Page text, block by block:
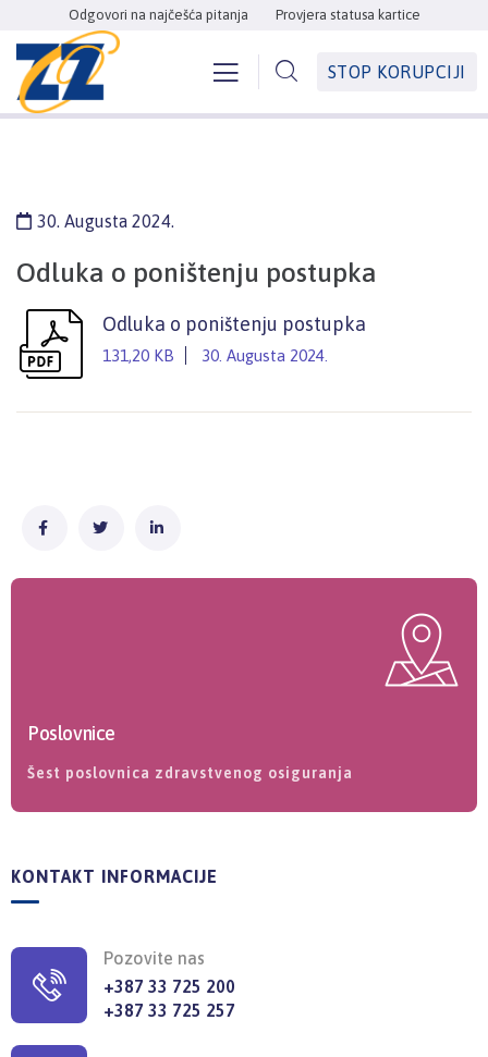
Odgovori na najčešća pitanja Provjera statusa kartice
STOP KORUPCIJI
30. Augusta 2024.
Odluka o poništenju postupka
Odluka o poništenju postupka
131,20 KB 30. Augusta 2024.
Poslovnice
Šest poslovnica zdravstvenog osiguranja
KONTAKT INFORMACIJE
Pozovite nas
+387 33 725 200
+387 33 725 257